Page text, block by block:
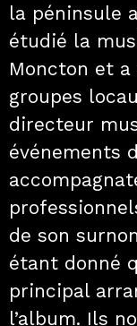
la péninsule
étudié la
Moncton et
groupes
directeur
événements
de son
étant donné
principal
l’album. Ils